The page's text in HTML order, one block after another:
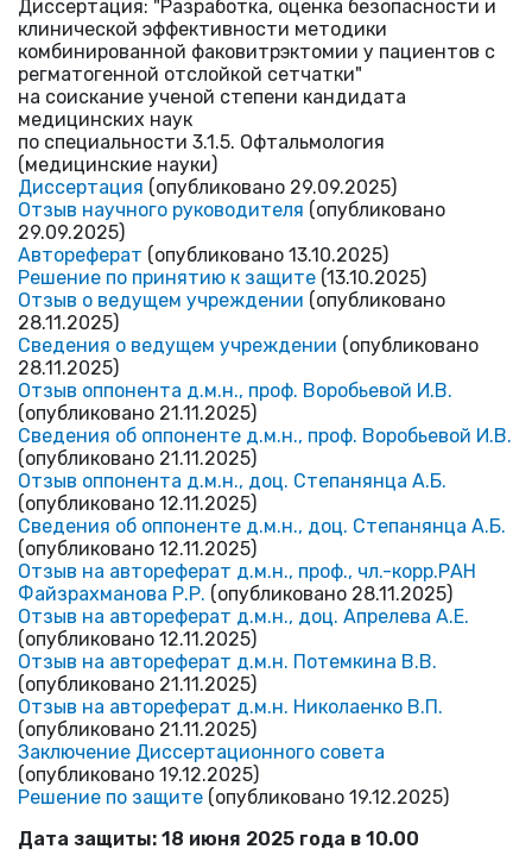
Диссертация: "Разработка, оценка безопасности и
клинической эффективности методики
комбинированной факовитрэктомии у пациентов с
регматогенной отслойкой сетчатки"
на соискание ученой степени кандидата
медицинских наук
по специальности 3.1.5. Офтальмология
(медицинские науки)
Диссертация (опубликовано 29.09.2025)
Отзыв научного руководителя (опубликовано
29.09.2025)
Автореферат (опубликовано 13.10.2025)
Решение по принятию к защите (13.10.2025)
Отзыв о ведущем учреждении (опубликовано
28.11.2025)
Сведения о ведущем учреждении (опубликовано
28.11.2025)
Отзыв оппонента д.м.н., проф. Воробьевой И.В.
(опубликовано 21.11.2025)
Сведения об оппоненте д.м.н., проф. Воробьевой И.В.
(опубликовано 21.11.2025)
Отзыв оппонента д.м.н., доц. Степанянца А.Б.
(опубликовано 12.11.2025)
Сведения об оппоненте д.м.н., доц. Степанянца А.Б.
(опубликовано 12.11.2025)
Отзыв на автореферат д.м.н., проф., чл.-корр.РАН
Файзрахманова Р.Р. (опубликовано 28.11.2025)
Отзыв на автореферат д.м.н., доц. Апрелева А.Е.
(опубликовано 12.11.2025)
Отзыв на автореферат д.м.н. Потемкина В.В.
(опубликовано 21.11.2025)
Отзыв на автореферат д.м.н. Николаенко В.П.
(опубликовано 21.11.2025)
Заключение Диссертационного совета
(опубликовано 19.12.2025)
Решение по защите (опубликовано 19.12.2025)
Дата защиты: 18 июня 2025 года в 10.00